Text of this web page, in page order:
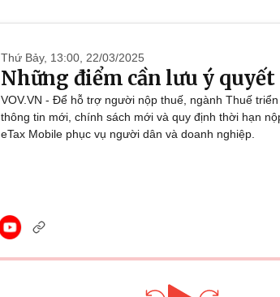
Hồ sơ
E-Magazine
Thể thao
Bóng đá
Lịch thi đấu bóng đá
Ô tô - Xe máy
Ô tô
Xe máy
Văn hóa
Văn học
Thời trang
Thứ Bảy, 13:00, 22/03/2025
Những điểm cần lưu ý
VOV.VN - Để hỗ trợ người nộp thuế, ngành Thuế
thông tin mới, chính sách mới và quy định thời hạn
eTax Mobile phục vụ người dân và doanh nghiệp.